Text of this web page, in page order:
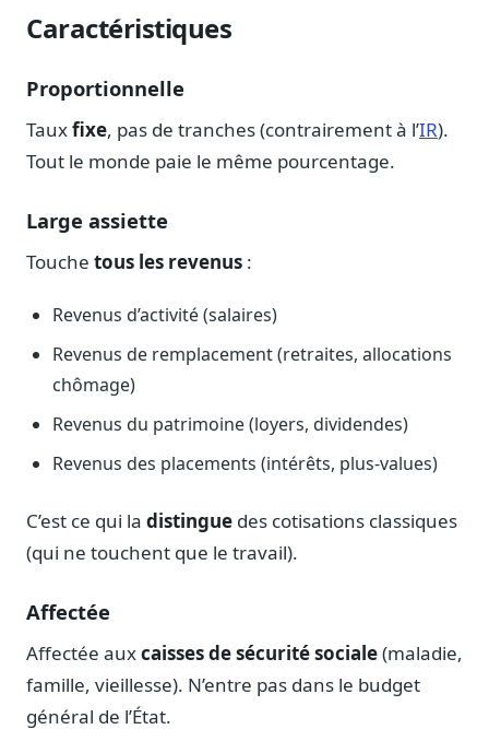
Cabinets, DRI, consultants en lobbying
JO, décrets, conseil des ministres, AAI
Fédérations & plaidoyer
ONG, syndicats, ordres, associations
Préparez vos interventions et amendements
Journalistes
Chercheurs
Suivi par secteur
Cas d'usage concrets
Six cas pour gagner du temps
Conseil (Advisory)
Consultants seniors, plateforme Legiwatch incluse
17 guides sur le Parlement, la procédure, le plaidoyer
Caractéristiques
Proportionnelle
Tauxfixe, pas de tranches (contrairement à l’IR).
Tout le monde paie le même pourcentage.
Large assiette
Touche tous les revenus :
Revenus d’activité (salaires)
Revenus de remplacement (retraites, allocations
chômage)
Revenus du patrimoine (loyers, dividendes)
Revenus des placements (intérêts, plus-values)
C’est ce qui la distingue des cotisations classiques
(qui ne touchent que le travail).
Affectée
Affectée auxcaisses de sécurité sociale(maladie,
famille, vieillesse). N’entre pas dans le budget
général de l’État.